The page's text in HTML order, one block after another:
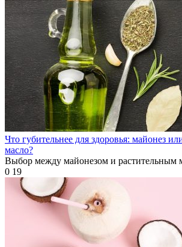
Что губительнее для здоровья: майонез
масло?
Выбор между майонезом и
0 19